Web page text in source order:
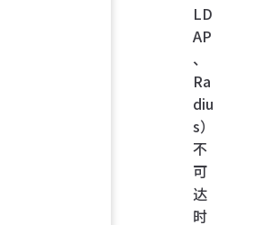
LD
AP
、
Ra
diu
s）
不
可
达
时